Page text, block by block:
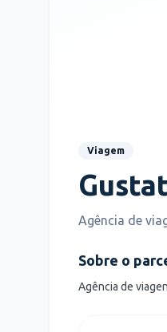
Viagem
Agência de
Sobre o
Agência de